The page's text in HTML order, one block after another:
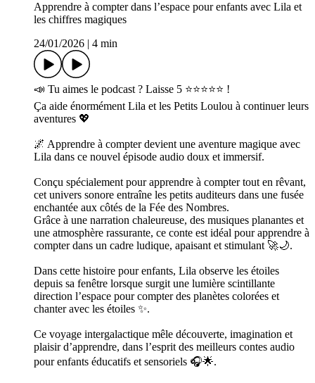
Apprendre à compter dans l’espace pour enfants avec Lila et
les chiffres magiques
24/01/2026
4 min
📣 Tu aimes le podcast ? Laisse 5 ⭐⭐⭐⭐⭐ !
Ça aide énormément Lila et les Petits Loulou à continuer leurs
aventures 💖
🌌 Apprendre à compter devient une aventure magique avec
Lila dans ce nouvel épisode audio doux et immersif.
Conçu spécialement pour apprendre à compter tout en rêvant,
cet univers sonore entraîne les petits auditeurs dans une fusée
enchantée aux côtés de la Fée des Nombres.
Grâce à une narration chaleureuse, des musiques planantes et
une atmosphère rassurante, ce conte est idéal pour apprendre à
compter dans un cadre ludique, apaisant et stimulant 🚀🌙.
Dans cette histoire pour enfants, Lila observe les étoiles
depuis sa fenêtre lorsque surgit une lumière scintillante
direction l’espace pour compter des planètes colorées et
chanter avec les étoiles ✨.
Ce voyage intergalactique mêle découverte, imagination et
plaisir d’apprendre, dans l’esprit des meilleurs contes audio
pour enfants éducatifs et sensoriels 🎧🌟.